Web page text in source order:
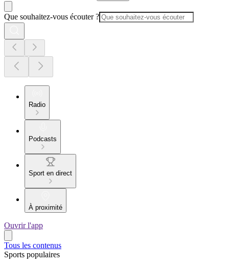
Que souhaitez-vous écouter ?
Radio
Podcasts
Sport en direct
À proximité
Ouvrir l'app
Tous les contenus
Sports populaires